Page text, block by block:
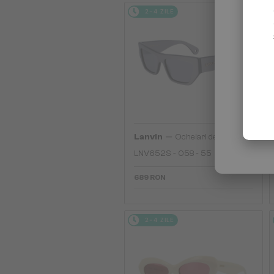
2-4 ZILE
Lanvin
Ochelari de soare
LNV652S - 058 - 55
689 RON
2-4 ZILE